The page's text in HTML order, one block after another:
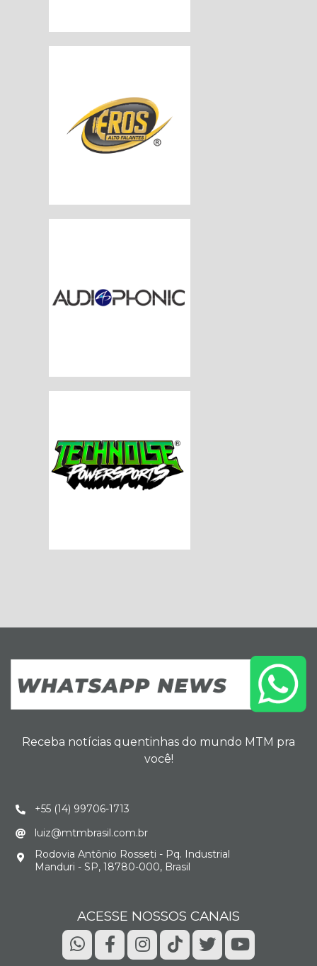
Receba notícias quentinhas do mundo MTM pra
você!
+55 (14) 99706-1713
luiz@mtmbrasil.com.br
Rodovia Antônio Rosseti - Pq. Industrial
Manduri - SP, 18780-000, Brasil
ACESSE NOSSOS CANAIS